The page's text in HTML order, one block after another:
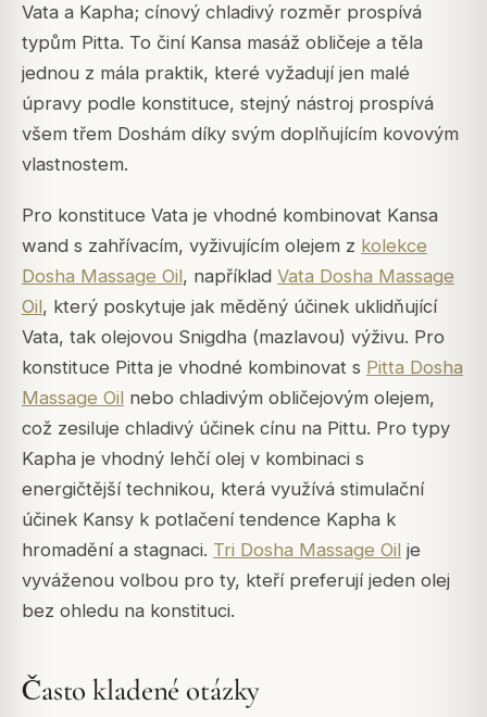
Vata a Kapha; cínový chladivý rozměr prospívá
typům Pitta. To činí Kansa masáž obličeje a těla
jednou z mála praktik, které vyžadují jen malé
úpravy podle konstituce, stejný nástroj prospívá
všem třem Doshám díky svým doplňujícím kovovým
vlastnostem.
Pro konstituce Vata je vhodné kombinovat Kansa
wand s zahřívacím, vyživujícím olejem z kolekce
Dosha Massage Oil, například Vata Dosha Massage
Oil, který poskytuje jak měděný účinek uklidňující
Vata, tak olejovou Snigdha (mazlavou) výživu. Pro
konstituce Pitta je vhodné kombinovat s Pitta Dosha
Massage Oil nebo chladivým obličejovým olejem,
což zesiluje chladivý účinek cínu na Pittu. Pro typy
Kapha je vhodný lehčí olej v kombinaci s
energičtější technikou, která využívá stimulační
účinek Kansy k potlačení tendence Kapha k
hromadění a stagnaci. Tri Dosha Massage Oil je
vyváženou volbou pro ty, kteří preferují jeden olej
bez ohledu na konstituci.
Často kladené otázky